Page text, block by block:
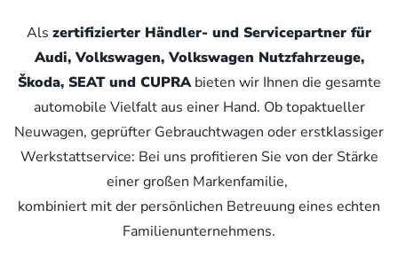
Als zertifizierter Händler- und Servicepartner für
Audi, Volkswagen, Volkswagen Nutzfahrzeuge,
Škoda, SEAT und CUPRAbieten wir Ihnen die gesamte
automobile Vielfalt aus einer Hand. Ob topaktueller
Neuwagen, geprüfter Gebrauchtwagen oder erstklassiger
Werkstattservice: Bei uns profitieren Sie von der Stärke
einer großen Markenfamilie,
kombiniert mit der persönlichen Betreuung eines echten
Familienunternehmens.